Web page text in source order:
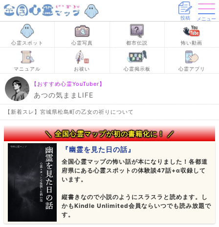
投稿 メニュー
心霊スポット 心霊写真 都市伝説 怖い動画
マニュアル お祓い 心霊掲示板 心霊アプリ
【おすすめ心霊YouTuber】
あつの気ままLIFE
【新着スレ】宮城県松島町の乙女の祈りについて
＼ 全国心霊マップが初の書籍化に！ ／
『幽霊を見た日の話』
全国心霊マップの怖い話が本になりました！各都道
府県にある心霊スポットの体験談47話+α収録して
います。
縦書きなので小説のようにスラスラと読めます。し
かもKindle Unlimited会員ならいつでも読み放題で
す。